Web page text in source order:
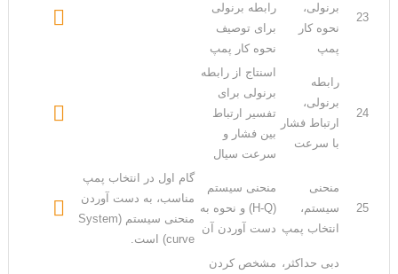
23
برنولی،
نحوه کار
پمپ
رابطه برنولی
برای توصیف
نحوه کار پمپ

24
رابطه
برنولی،
ارتباط فشار
با سرعت
اسنتاج از رابطه
برنولی برای
تفسیر ارتباط
بین فشار و
سرعت سیال

25
منحنی
سیستم،
انتخاب پمپ
منحنی سیستم
(H-Q) و نحوه به
دست آوردن آن
گام اول در انتخاب پمپ
مناسب، به دست آوردن
منحنی سیستم (System
curve) است.

دبی حداکثر، مشخص کردن